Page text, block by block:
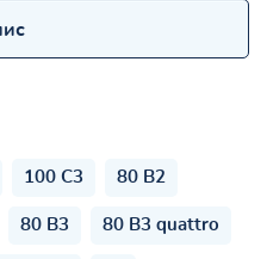
100 C3 80 B2
80 B3 80 B3 quattro